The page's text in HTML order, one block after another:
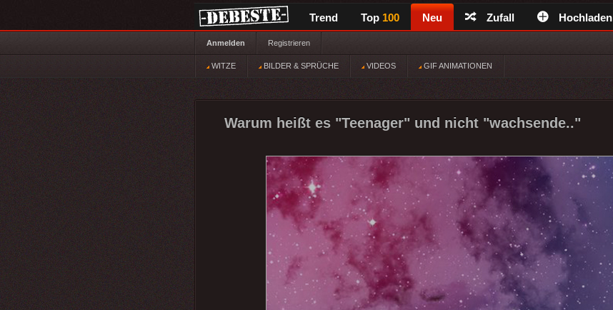
Trend Top 100 Neu Zufall Hochladen
Anmelden Registrieren
WITZE BILDER & SPRÜCHE VIDEOS GIF ANIMATIONEN
Warum heißt es "Teenager" und nicht "wachsende.."